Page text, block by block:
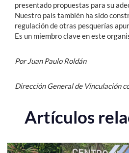
presentado propuestas para su
Nuestro país también ha sido
regulación de otras pesquerías
Es un miembro clave en este
Por Juan Paulo Roldán
Dirección General de Vinculación
Artículos